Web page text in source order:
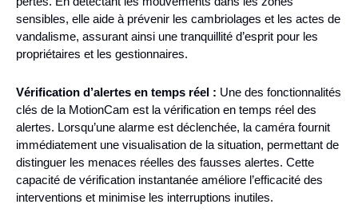
sensibles, elle aide à prévenir les cambriolages et les actes de
vandalisme, assurant ainsi une tranquillité d’esprit pour les
propriétaires et les gestionnaires.
Vérification d’alertes en temps réel : Une des fonctionnalités
clés de la MotionCam est la vérification en temps réel des
alertes. Lorsqu’une alarme est déclenchée, la caméra fournit
immédiatement une visualisation de la situation, permettant de
distinguer les menaces réelles des fausses alertes. Cette
capacité de vérification instantanée améliore l’efficacité des
interventions et minimise les interruptions inutiles.